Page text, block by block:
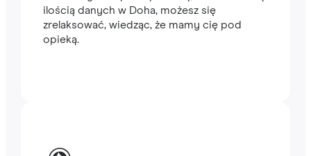
ilością danych w Doha, możesz się
zrelaksować, wiedząc, że mamy cię pod
opieką.